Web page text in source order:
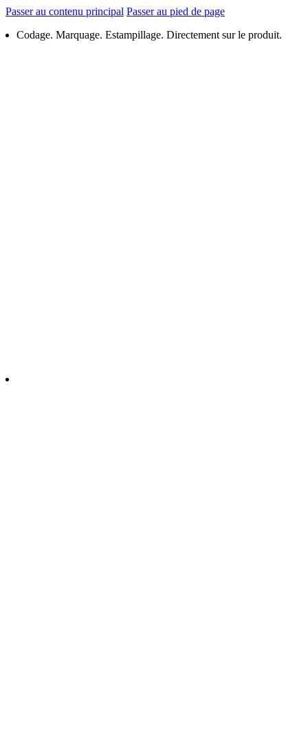
Passer au contenu principal Passer au pied de page
Codage. Marquage. Estampillage. Directement sur le produit.